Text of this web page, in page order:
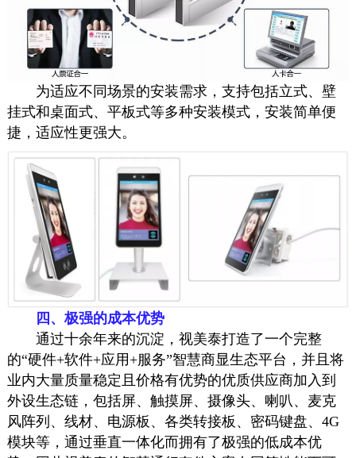
为适应不同场景的安装需求，支持包括立式、壁
挂式和桌面式、平板式等多种安装模式，安装简单便
捷，适应性更强大。
四、极强的成本优势
通过十余年来的沉淀，视美泰打造了一个完整
的“硬件+软件+应用+服务”智慧商显生态平台，并且将
业内大量质量稳定且价格有优势的优质供应商加入到
外设生态链，包括屏、 触摸屏、摄像头、喇叭、麦克
风阵列、线材、电源板、各类转接板、密码键盘、4G
模块等，通过垂直一体化而拥有了极强的低成本优